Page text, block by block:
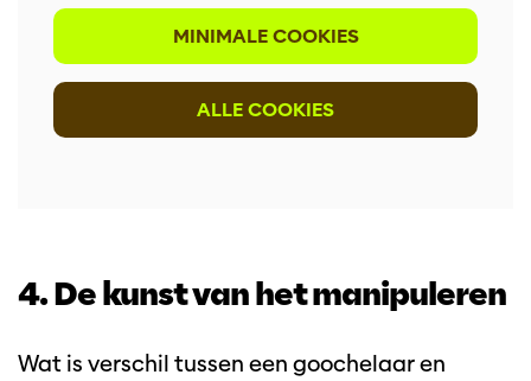
MINIMALE COOKIES
ALLE COOKIES
4. De kunst van het manipuleren
Wat is verschil tussen een goochelaar en